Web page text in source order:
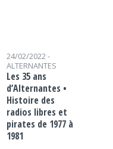
24/02/2022 -
ALTERNANTES
Les 35 ans
d’Alternantes •
Histoire des
radios libres et
pirates de 1977 à
1981